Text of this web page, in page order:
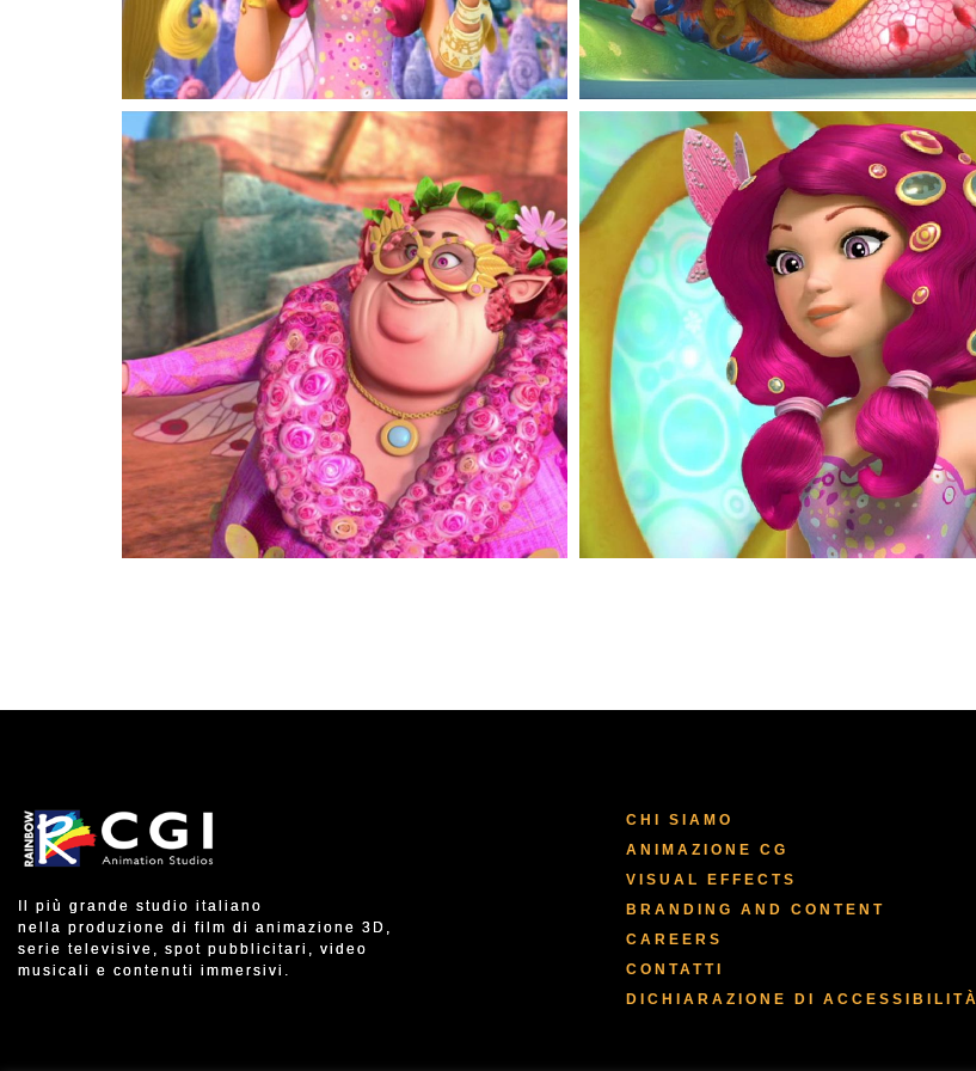
Il più grande studio italiano
nella produzione di film di animazione 3D,
serie televisive, spot pubblicitari, video
musicali e contenuti immersivi.
CHI SIAMO
ANIMAZIONE CG
VISUAL EFFECTS
BRANDING AND CONTENT
CAREERS
CONTATTI
DICHIARAZIONE DI ACCESSIBILITÀ